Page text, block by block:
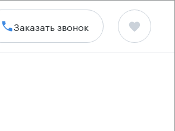
Заказать звонок